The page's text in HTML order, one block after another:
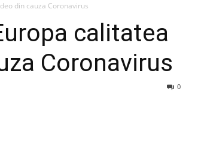
din cauza Coronavirus
calitatea
Coronavirus
0